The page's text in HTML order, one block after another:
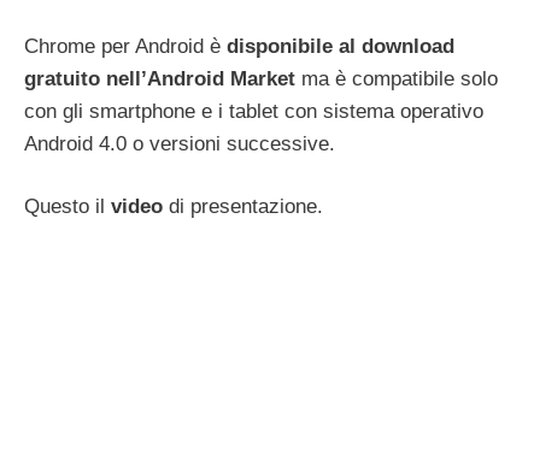
Chrome per Android è disponibile al download
gratuito nell’Android Market ma è compatibile solo
con gli smartphone e i tablet con sistema operativo
Android 4.0 o versioni successive.
Questo il video di presentazione.